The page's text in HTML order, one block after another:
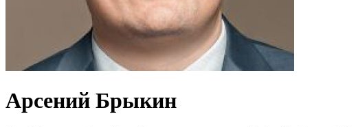
Арсений Брыкин